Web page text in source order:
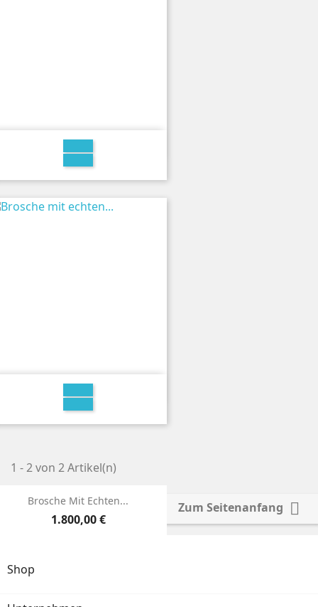
*Saphirbrosche Brosche Mit...
Preis
899,00 €
Brosche Mit Echten...
Preis
1.800,00 €
1 - 2 von 2 Artikel(n)
Zum Seitenanfang 
Shop